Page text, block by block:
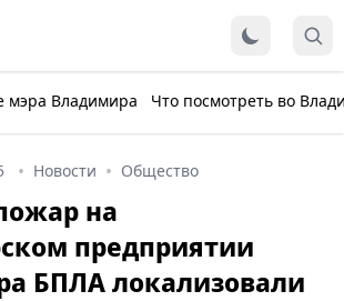
мэра Владимира Что посмотреть во
Новости Общество
на
предприятии
БПЛА локализовали